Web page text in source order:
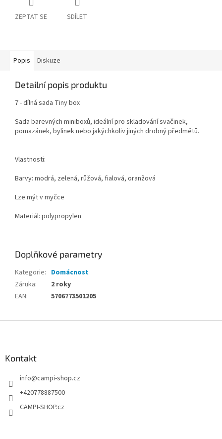
ZEPTAT SE SDÍLET
Popis Diskuze
Detailní popis produktu
7 - dílná sada Tiny box
Sada barevných miniboxů, ideální pro skladování svačinek,
pomazánek, bylinek nebo jakýchkoliv jiných drobný předmětů.
Vlastnosti:
Barvy: modrá, zelená, růžová, fialová, oranžová
Lze mýt v myčce
Materiál: polypropylen
Doplňkové parametry
Kategorie: Domácnost
Záruka:
2 roky
EAN: 5706773501205
Kontakt
info@campi-shop.cz
+420778887500
CAMPI-SHOP.cz